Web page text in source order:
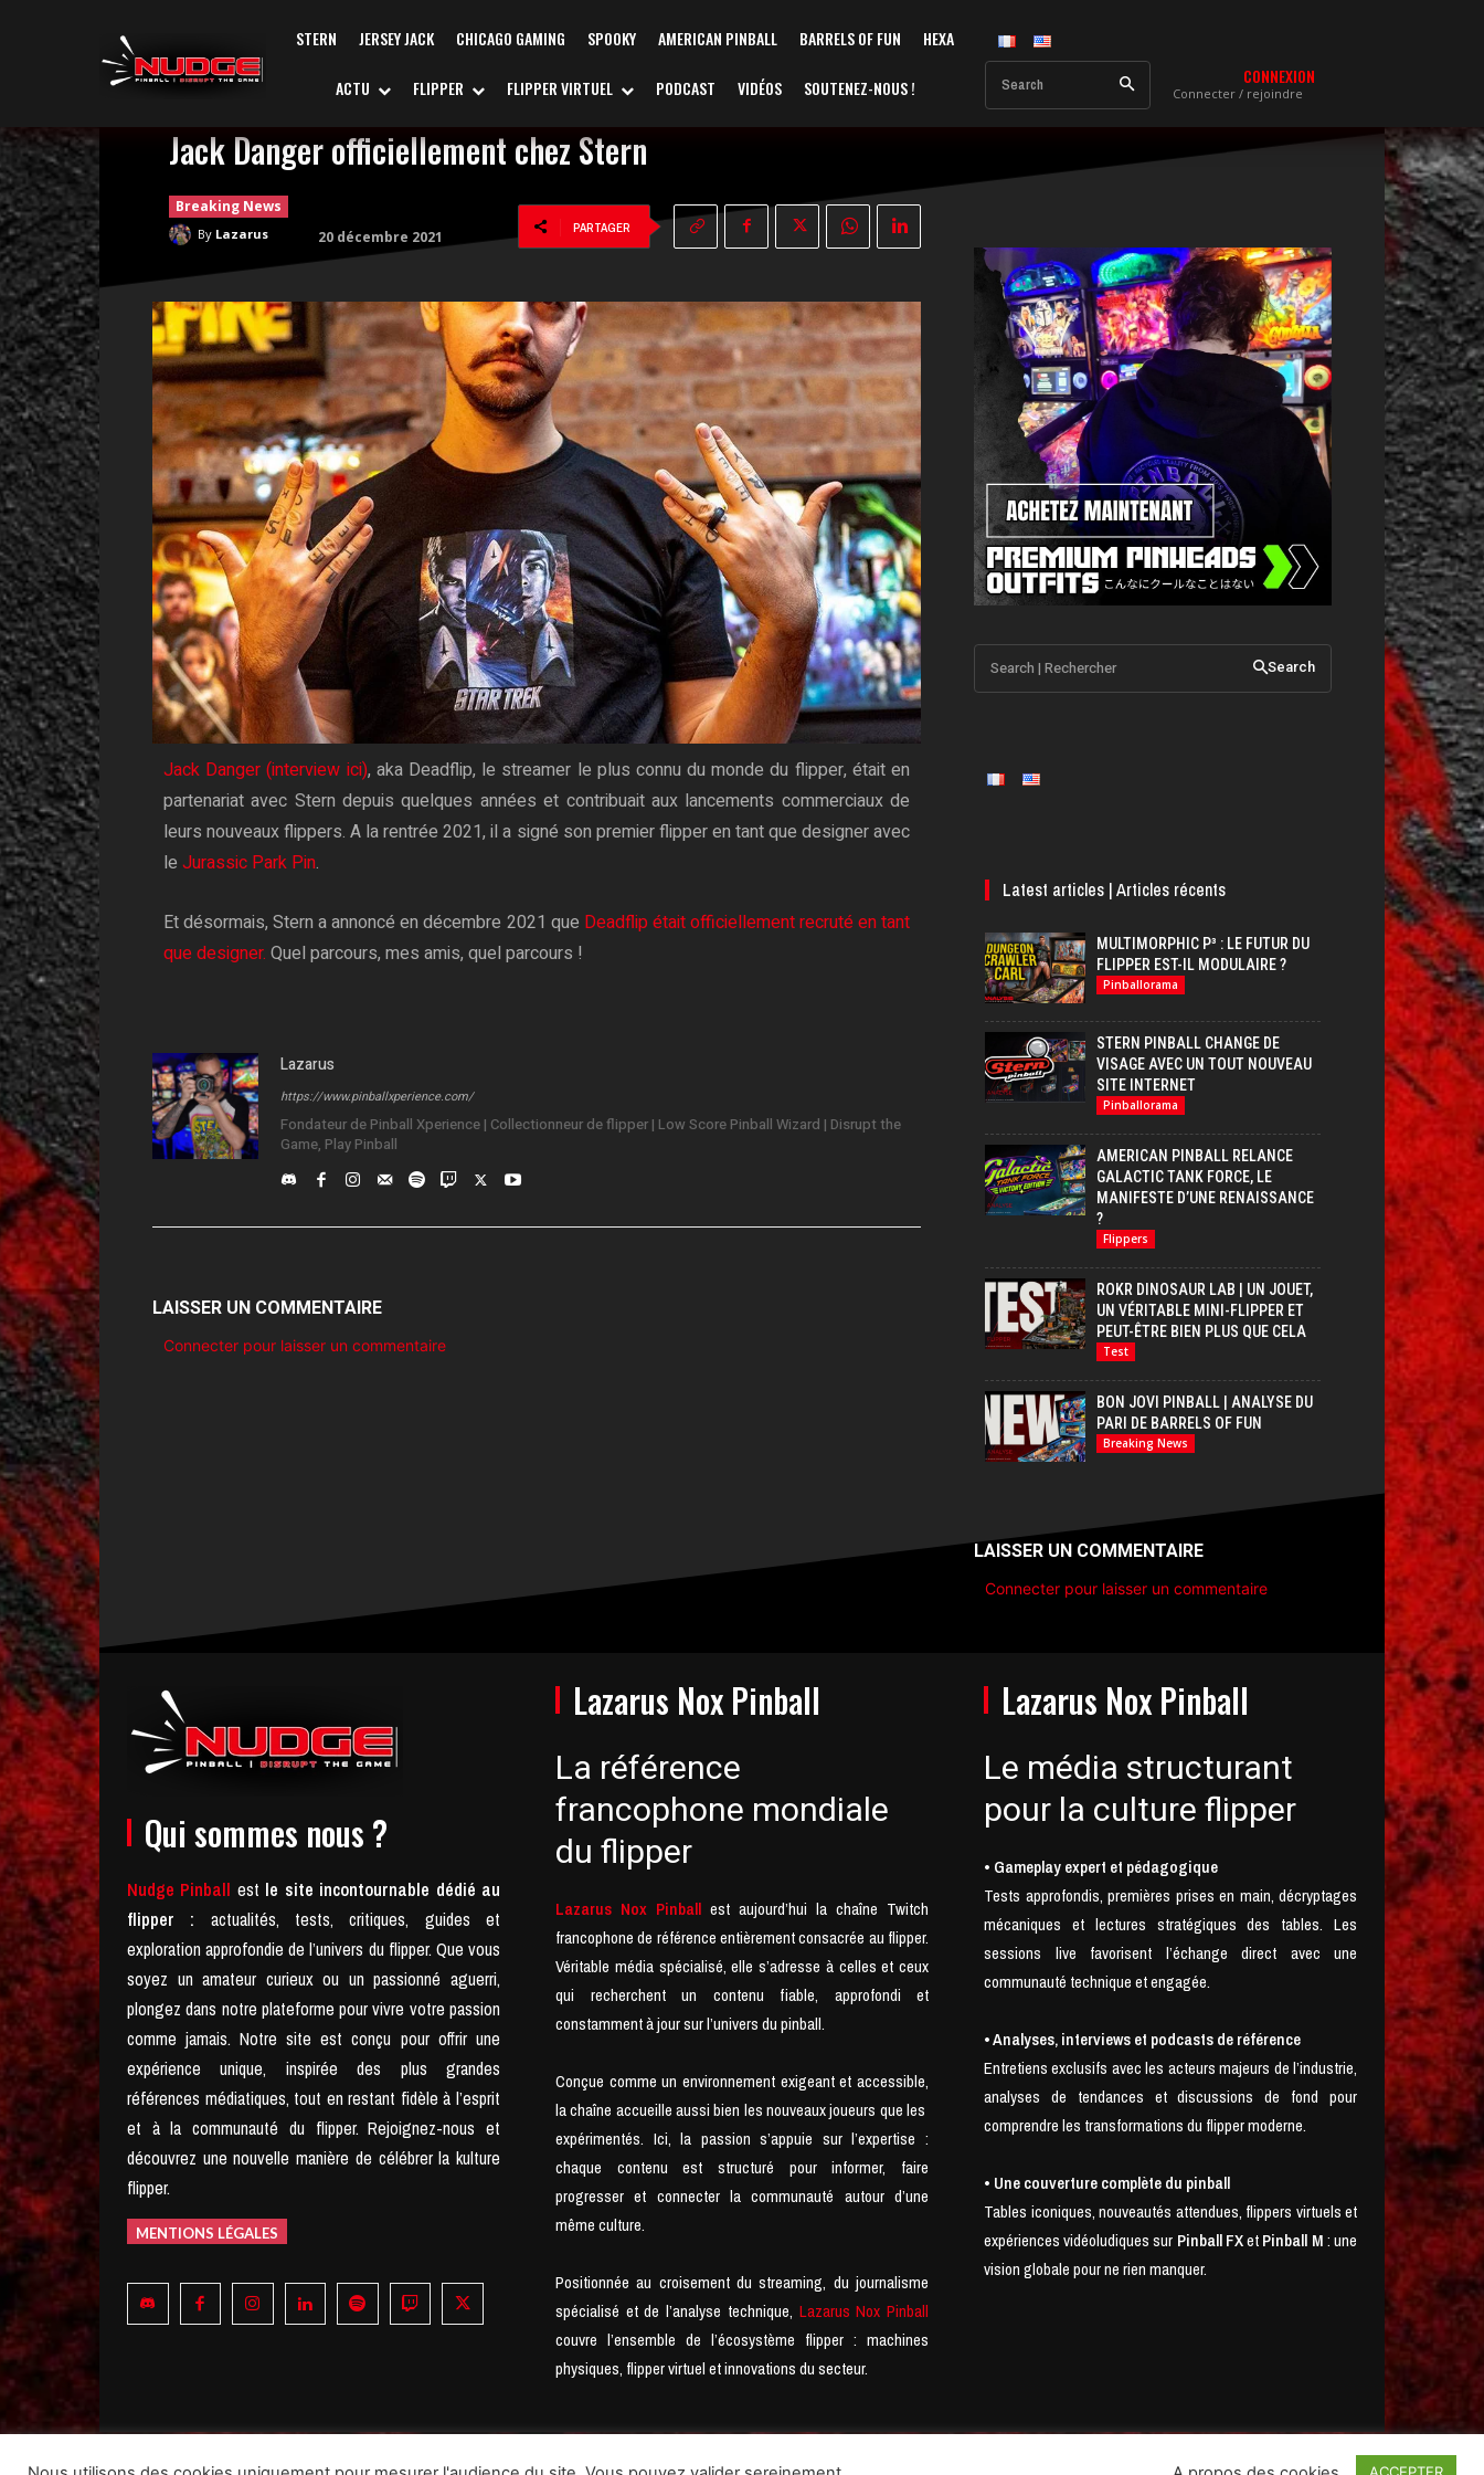
STERN JERSEY JACK CHICAGO GAMING SPOOKY AMERICAN PINBALL BARRELS OF FUN HEXA
ACTU FLIPPER FLIPPER VIRTUEL PODCAST VIDÉOS SOUTENEZ-NOUS ! Search CONNEXION
Connecter / rejoindre
Jack Danger officiellement chez Stern
Breaking News
PARTAGER
By Lazarus 20 décembre 2021
Jack Danger (interview ici), aka Deadflip, le streamer le plus connu du monde du flipper, était en
partenariat avec Stern depuis quelques années et contribuait aux lancements commerciaux de
leurs nouveaux flippers. A la rentrée 2021, il a signé son premier flipper en tant que designer avec
le Jurassic Park Pin.
Et désormais, Stern a annoncé en décembre 2021 que Deadflip était officiellement recruté en tant
que designer. Quel parcours, mes amis, quel parcours !
Lazarus
https://www.pinballxperience.com/
Fondateur de Pinball Xperience | Collectionneur de flipper | Low Score Pinball Wizard | Disrupt the
Game, Play Pinball
LAISSER UN COMMENTAIRE
Connecter pour laisser un commentaire
Search | Rechercher Search
Latest articles | Articles récents
MULTIMORPHIC P³ : LE FUTUR DU
FLIPPER EST-IL MODULAIRE ?
Pinballorama
STERN PINBALL CHANGE DE
VISAGE AVEC UN TOUT NOUVEAU
SITE INTERNET
Pinballorama
AMERICAN PINBALL RELANCE
GALACTIC TANK FORCE, LE
MANIFESTE D’UNE RENAISSANCE
?
Flippers
ROKR DINOSAUR LAB | UN JOUET,
UN VÉRITABLE MINI-FLIPPER ET
PEUT-ÊTRE BIEN PLUS QUE CELA
Test
BON JOVI PINBALL | ANALYSE DU
PARI DE BARRELS OF FUN
Breaking News
LAISSER UN COMMENTAIRE
Connecter pour laisser un commentaire
Qui sommes nous ?
Nudge Pinball est le site incontournable dédié au
flipper : actualités, tests, critiques, guides et
exploration approfondie de l’univers du flipper. Que vous
soyez un amateur curieux ou un passionné aguerri,
plongez dans notre plateforme pour vivre votre passion
comme jamais. Notre site est conçu pour offrir une
expérience unique, inspirée des plus grandes
références médiatiques, tout en restant fidèle à l’esprit
et à la communauté du flipper. Rejoignez-nous et
découvrez une nouvelle manière de célébrer la kulture
flipper.
MENTIONS LÉGALES
Lazarus Nox Pinball
La référence
francophone mondiale
du flipper
Lazarus Nox Pinball est aujourd’hui la chaîne Twitch
francophone de référence entièrement consacrée au flipper.
Véritable média spécialisé, elle s’adresse à celles et ceux
qui recherchent un contenu fiable, approfondi et
constamment à jour sur l’univers du pinball.
Conçue comme un environnement exigeant et accessible,
la chaîne accueille aussi bien les nouveaux joueurs que les
expérimentés. Ici, la passion s’appuie sur l’expertise :
chaque contenu est structuré pour informer, faire
progresser et connecter la communauté autour d’une
même culture.
Positionnée au croisement du streaming, du journalisme
spécialisé et de l’analyse technique, Lazarus Nox Pinball
couvre l’ensemble de l’écosystème flipper : machines
physiques, flipper virtuel et innovations du secteur.
Lazarus Nox Pinball
Le média structurant
pour la culture flipper
• Gameplay expert et pédagogique
Tests approfondis, premières prises en main, décryptages
mécaniques et lectures stratégiques des tables. Les
sessions live favorisent l’échange direct avec une
communauté technique et engagée.
• Analyses, interviews et podcasts de référence
Entretiens exclusifs avec les acteurs majeurs de l’industrie,
analyses de tendances et discussions de fond pour
comprendre les transformations du flipper moderne.
• Une couverture complète du pinball
Tables iconiques, nouveautés attendues, flippers virtuels et
expériences vidéoludiques sur Pinball FXetPinball M: une
vision globale pour ne rien manquer.
© 2025- SAS Pinball Mag., Nudge Pinball, Pin Enhancer, Pinball Is Not Dead & Low Score Pinball Wizard